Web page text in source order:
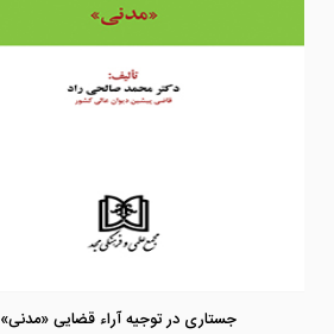
جستاری در توجیه آراء قضایی «مدنی»